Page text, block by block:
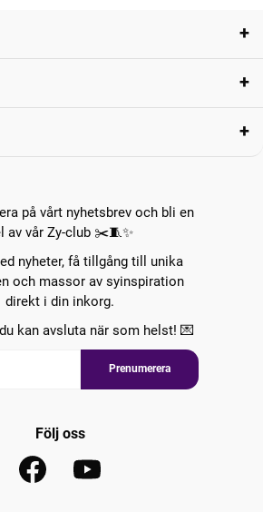
på vårt nyhetsbrev och bli en
av vår Zy-club ✂️🧵✨
nyheter, få tillgång till unika
och massor av syinspiration
direkt i din inkorg.
kan avsluta när som helst! 💌
Prenumerera
Följ oss